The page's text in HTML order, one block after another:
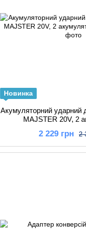
Новинка
Акумуляторний ударний
MAJSTER 20V, 2
2
2 229 грн